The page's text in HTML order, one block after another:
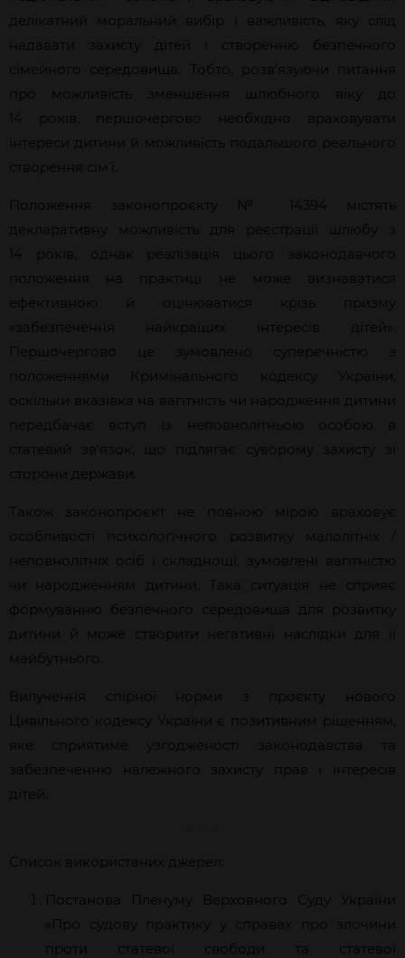
делікатний моральний вибір і важливість, яку слід
надавати захисту дітей і створенню безпечного
сімейного середовища. Тобто, розв’язуючи питання
про можливість зменшення шлюбного віку до
14 років, першочергово необхідно враховувати
інтереси дитини й можливість подальшого реального
створення сімʼї.
Положення законопроєкту № 14394 містять
декларативну можливість для реєстрації шлюбу з
14 років, однак реалізація цього законодавчого
положення на практиці не може визнаватися
ефективною й оцінюватися крізь призму
«забезпечення найкращих інтересів дітей».
Першочергово це зумовлено суперечністю з
положеннями Кримінального кодексу України,
оскільки вказівка на вагітність чи народження дитини
передбачає вступ із неповнолітньою особою в
статевий звʼязок, що підлягає суворому захисту зі
сторони держави.
Також законопроєкт не повною мірою враховує
особливості психологічного розвитку малолітніх /
неповнолітніх осіб і складнощі, зумовлені вагітністю
чи народженням дитини. Така ситуація не сприяє
формуванню безпечного середовища для розвитку
дитини й може створити негативні наслідки для її
майбутнього.
Вилучення спірної норми з проєкту нового
Цивільного кодексу України є позитивним рішенням,
яке сприятиме узгодженості законодавства та
забезпеченню належного захисту прав і інтересів
дітей.
Список використаних джерел:
Постанова Пленуму Верховного Суду України
«Про судову практику у справах про злочини
проти статевої свободи та статевої